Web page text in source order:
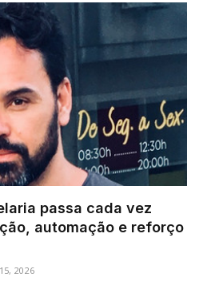
passa cada vez
automação e reforço
2026